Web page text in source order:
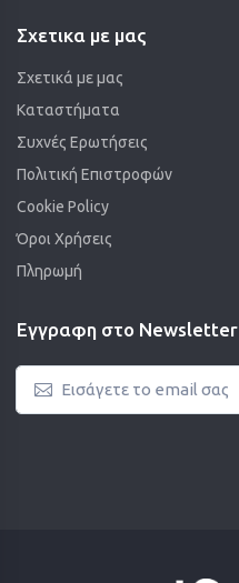
Σχετικα με μας
Σχετικά με μας
Καταστήματα
Συχνές Ερωτήσεις
Πολιτική Επιστροφών
Cookie Policy
Όροι Χρήσεις
Πληρωμή
Εγγραφη στο Newsletter